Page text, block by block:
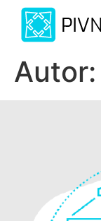
Autor: